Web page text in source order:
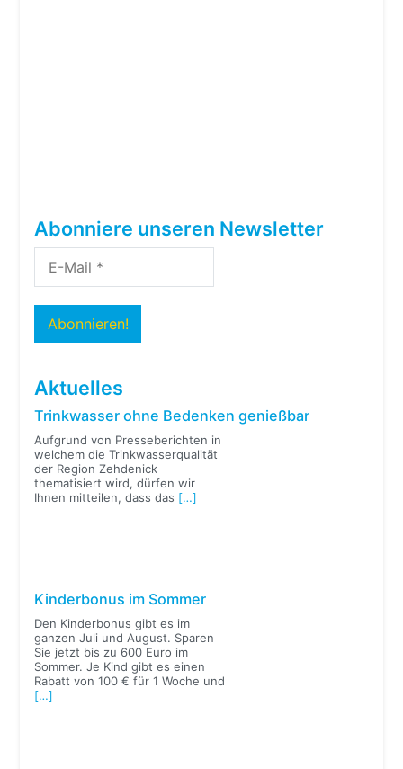
Abonniere unseren Newsletter
Aktuelles
Trinkwasser ohne Bedenken genießbar
Aufgrund von Presseberichten in
welchem die Trinkwasserqualität
der Region Zehdenick
thematisiert wird, dürfen wir
Ihnen mitteilen, dass das […]
Kinderbonus im Sommer
Den Kinderbonus gibt es im
ganzen Juli und August. Sparen
Sie jetzt bis zu 600 Euro im
Sommer. Je Kind gibt es einen
Rabatt von 100 € für 1 Woche und
[…]